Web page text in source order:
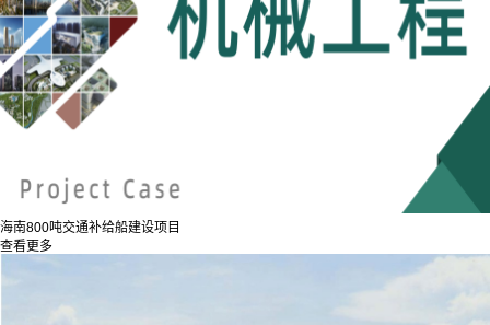
海南800吨交通补给船建设项目
查看更多